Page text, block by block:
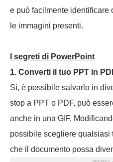
e può facilmente identificare
le immagini presenti.
I segreti di PowerPoint
1. Converti il tuo PPT in
Sì, è possibile salvarlo in
stop a PPT o PDF, può
anche in una GIF.
possibile scegliere qualsiasi
che il documento possa